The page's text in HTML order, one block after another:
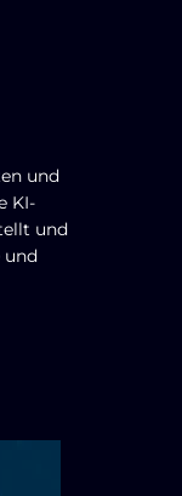
und
KI-​​
und
und